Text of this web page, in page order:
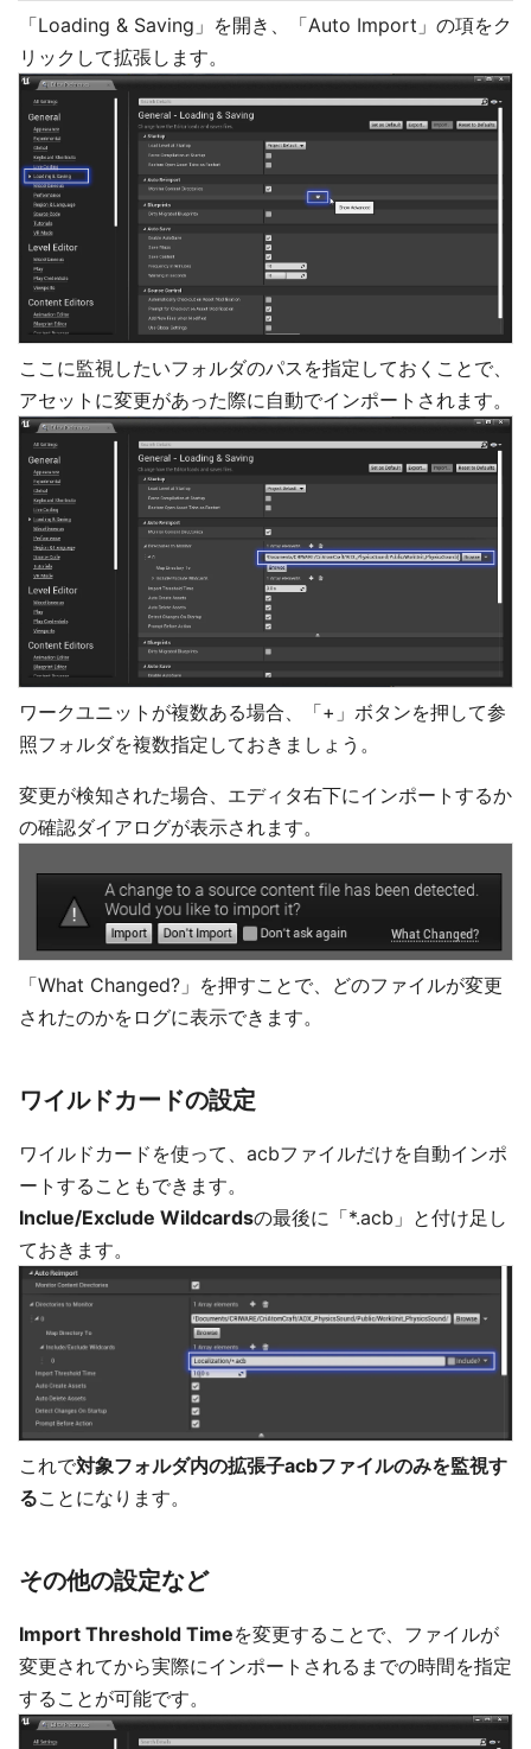
「Loading & Saving」を開き、「Auto Import」の項をク
リックして拡張します。
ここに監視したいフォルダのパスを指定しておくことで、
アセットに変更があった際に自動でインポートされます。
ワークユニットが複数ある場合、「+」ボタンを押して参
照フォルダを複数指定しておきましょう。
変更が検知された場合、エディタ右下にインポートするか
の確認ダイアログが表示されます。
「What Changed?」を押すことで、どのファイルが変更
されたのかをログに表示できます。
ワイルドカードの設定
ワイルドカードを使って、acbファイルだけを自動インポ
ートすることもできます。
Inclue/Exclude Wildcardsの最後に「*.acb」と付け足し
ておきます。
これで対象フォルダ内の拡張子acbファイルのみを監視す
ることになります。
その他の設定など
Import Threshold Timeを変更することで、ファイルが
変更されてから実際にインポートされるまでの時間を指定
することが可能です。